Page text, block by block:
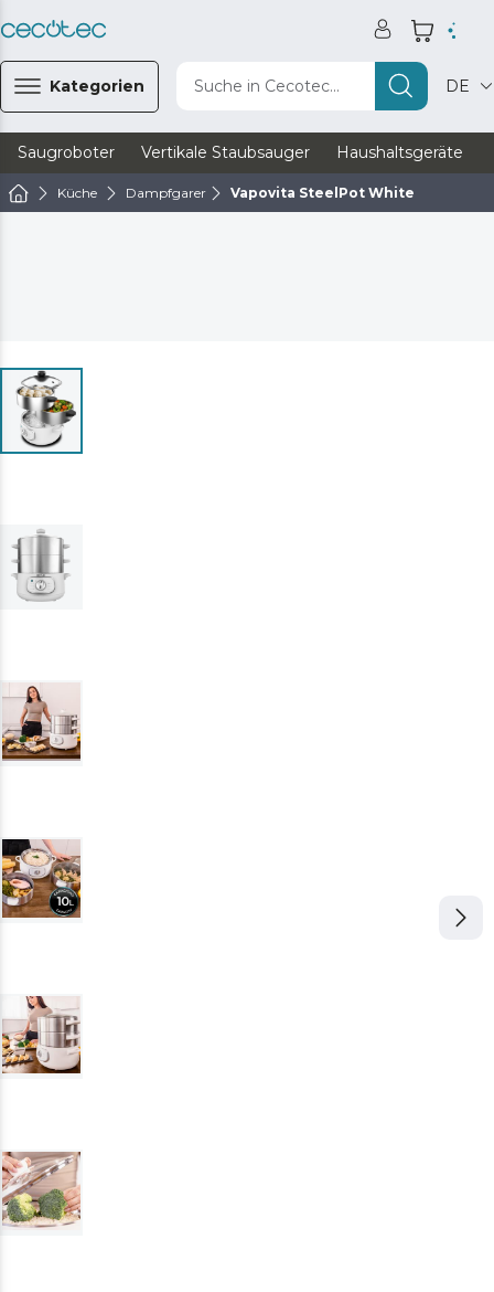
Kategorien Suche in Cecotec... DE
Saugroboter Vertikale Staubsauger Haushaltsgeräte
Küche Dampfgarer Vapovita SteelPot White